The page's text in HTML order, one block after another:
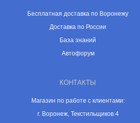
Бесплатная доставка по Воронежу
Доставка по России
База знаний
Автофорум
КОНТАКТЫ
Магазин по работе с клиентами:
г. Воронеж, Текстильщиков 4